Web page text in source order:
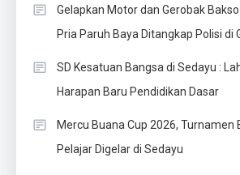
Gelapkan Motor dan Gerobak
Pria Paruh Baya Ditangkap Polisi di
SD Kesatuan Bangsa di Sedayu :
Harapan Baru Pendidikan Dasar
Mercu Buana Cup 2026, Turnamen
Pelajar Digelar di Sedayu